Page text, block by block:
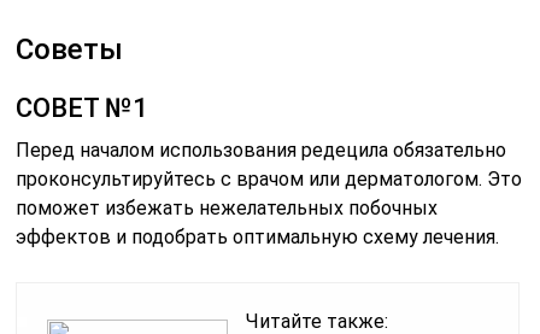
Советы
СОВЕТ №1
Перед началом использования редецила обязательно
проконсультируйтесь с врачом или дерматологом. Это
поможет избежать нежелательных побочных
эффектов и подобрать оптимальную схему лечения.
Читайте также: